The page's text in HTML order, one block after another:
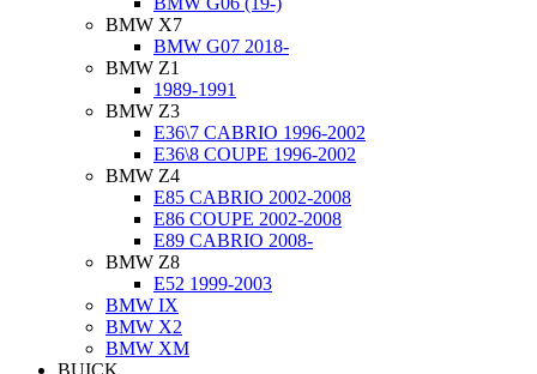
BMW X7
BMW G07 2018-
BMW Z1
1989-1991
BMW Z3
E36\7 CABRIO 1996-2002
E36\8 COUPE 1996-2002
BMW Z4
E85 CABRIO 2002-2008
E86 COUPE 2002-2008
E89 CABRIO 2008-
BMW Z8
E52 1999-2003
BMW IX
BMW X2
BMW XM
BUICK